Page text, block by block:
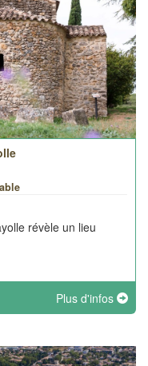
révèle un lieu
Plus d'infos